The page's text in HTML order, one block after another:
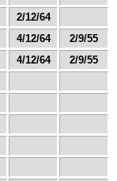
2/12/64
4/12/64
2/9/55
4/12/64
2/9/55